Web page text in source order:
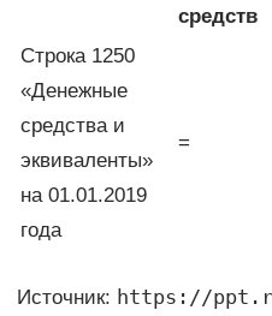
средств
Строка 1250
«Денежные
средства и
эквиваленты»
на 01.01.2019
года
=
Источник: https://